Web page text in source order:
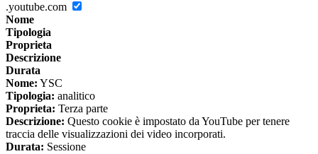
.youtube.com
Nome
Tipologia
Proprieta
Descrizione
Durata
Nome: YSC
Tipologia: analitico
Proprieta: Terza parte
Descrizione: Questo cookie è impostato da YouTube per tenere
traccia delle visualizzazioni dei video incorporati.
Durata: Sessione